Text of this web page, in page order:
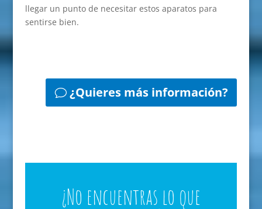
llegar un punto de necesitar estos aparatos para
sentirse bien.
¿Quieres más información?
¿No encuentras lo que